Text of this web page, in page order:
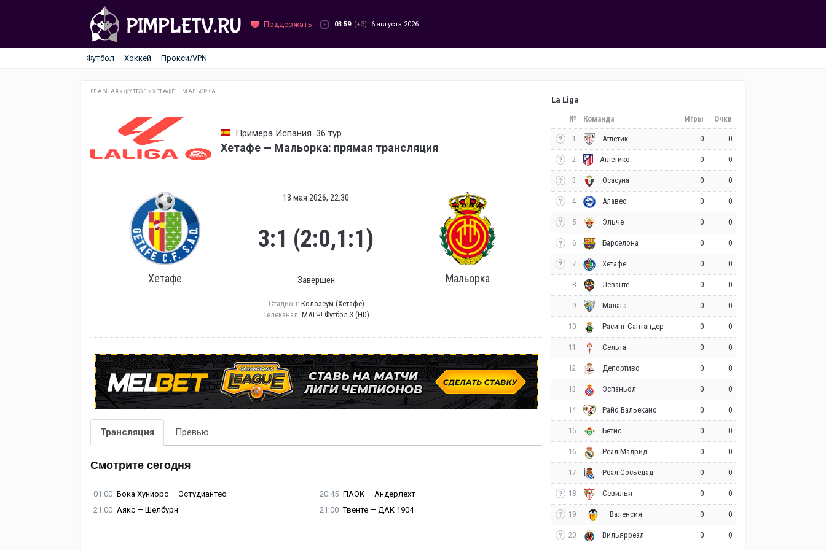
Поддержать 03:59 (+3) 6 августа 2026
Футбол Хоккей Прокси/VPN
ГЛАВНАЯ »ФУТБОЛ » ХЕТАФЕ — МАЛЬОРКА
Примера Испания. 36 тур
Хетафе — Мальорка: прямая трансляция
Хетафе
13 мая 2026, 22:30
3:1 (2:0,1:1)
Завершен Мальорка
Стадион: Колозеум (Хетафе)
Телеканал: МАТЧ! Футбол 3 (HD)
Трансляция Превью
Смотрите сегодня
01:00 Бока Хуниорс — Эстудиантес 20:45 ПАОК — Андерлехт
21:00 Аякс — Шелбурн 21:00 Твенте — ДАК 1904
La Liga
№ Команда Игры Очки
1 Атлетик 0 0
2 Атлетико 0 0
3 Осасуна 0 0
4 Алавес 0 0
5 Эльче 0 0
6 Барселона 0 0
7 Хетафе 0 0
8 Леванте 0 0
9 Малага 0 0
10 Расинг Сантандер 0 0
11 Сельта 0 0
12 Депортиво 0 0
13 Эспаньол 0 0
14 Райо Вальекано 0 0
15 Бетис 0 0
16 Реал Мадрид 0 0
17 Реал Сосьедад 0 0
18 Севилья 0 0
19 Валенсия 0 0
20 Вильярреал 0 0